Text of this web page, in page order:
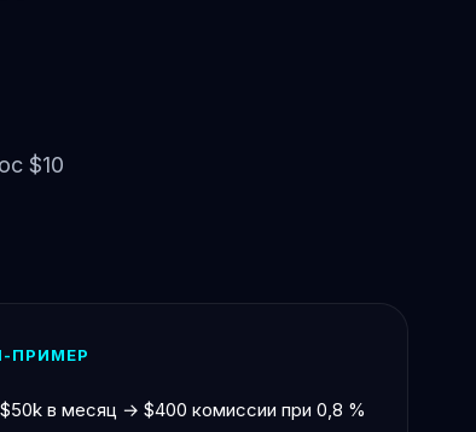
$10
ПРИМЕР
$50k в месяц → $400 комиссии при 0,8 %